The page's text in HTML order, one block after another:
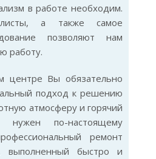
в работе необходим.
а также самое
позволяют нам
работу.
центре Вы обязательно
подход к решению
атмосферу и горячий
по-настоящему
ремонт
выполненный быстро и